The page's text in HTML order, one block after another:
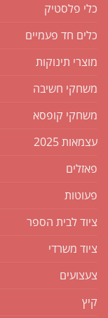
כלי פלסטיק
כלים חד פעמיים
מוצרי תינוקות
משחקי חשיבה
משחקי קופסא
עצמאות 2025
פאזלים
פעוטות
ציוד לבית הספר
ציוד משרדי
צעצועים
קיץ